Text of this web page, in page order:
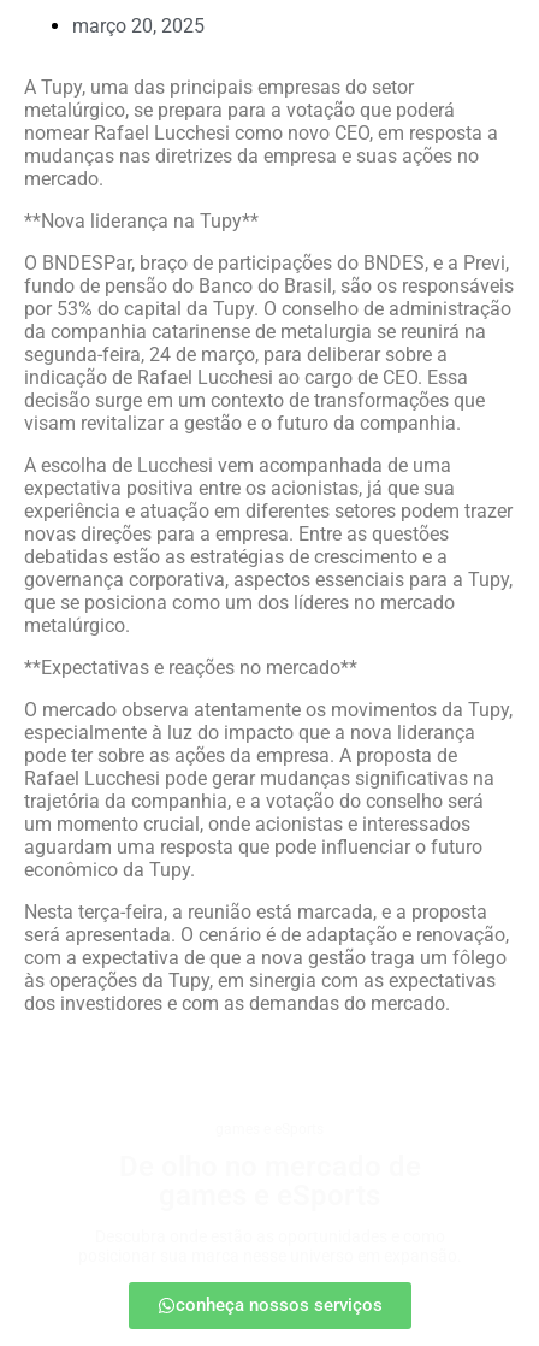
março 20, 2025
A Tupy, uma das principais empresas do setor
metalúrgico, se prepara para a votação que poderá
nomear Rafael Lucchesi como novo CEO, em resposta a
mudanças nas diretrizes da empresa e suas ações no
mercado.
**Nova liderança na Tupy**
O BNDESPar, braço de participações do BNDES, e a Previ,
fundo de pensão do Banco do Brasil, são os responsáveis
por 53% do capital da Tupy. O conselho de administração
da companhia catarinense de metalurgia se reunirá na
segunda-feira, 24 de março, para deliberar sobre a
indicação de Rafael Lucchesi ao cargo de CEO. Essa
decisão surge em um contexto de transformações que
visam revitalizar a gestão e o futuro da companhia.
A escolha de Lucchesi vem acompanhada de uma
expectativa positiva entre os acionistas, já que sua
experiência e atuação em diferentes setores podem trazer
novas direções para a empresa. Entre as questões
debatidas estão as estratégias de crescimento e a
governança corporativa, aspectos essenciais para a Tupy,
que se posiciona como um dos líderes no mercado
metalúrgico.
**Expectativas e reações no mercado**
O mercado observa atentamente os movimentos da Tupy,
especialmente à luz do impacto que a nova liderança
pode ter sobre as ações da empresa. A proposta de
Rafael Lucchesi pode gerar mudanças significativas na
trajetória da companhia, e a votação do conselho será
um momento crucial, onde acionistas e interessados
aguardam uma resposta que pode influenciar o futuro
econômico da Tupy.
Nesta terça-feira, a reunião está marcada, e a proposta
será apresentada. O cenário é de adaptação e renovação,
com a expectativa de que a nova gestão traga um fôlego
às operações da Tupy, em sinergia com as expectativas
dos investidores e com as demandas do mercado.
conheça nossos serviços